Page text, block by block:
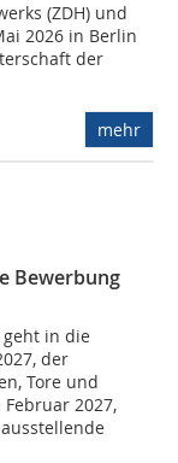
(ZDH) und
2026 in Berlin
der
mehr
Bewerbung
geht in die
der
Tore und
2027,